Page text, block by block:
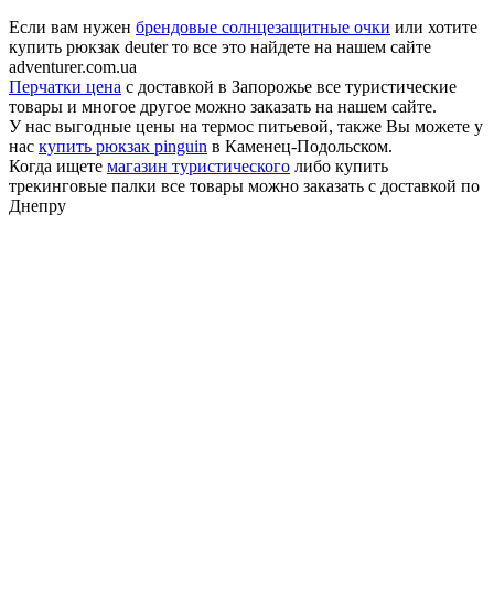
Если вам нужен брендовые солнцезащитные очки или хотите
купить рюкзак deuter то все это найдете на нашем сайте
adventurer.com.ua
Перчатки цена с доставкой в Запорожье все туристические
товары и многое другое можно заказать на нашем сайте.
У нас выгодные цены на термос питьевой, также Вы можете у
нас купить рюкзак pinguin в Каменец-Подольском.
Когда ищете магазин туристического либо купить
трекинговые палки все товары можно заказать с доставкой по
Днепру